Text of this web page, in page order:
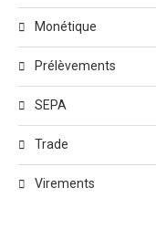
Monétique
Prélèvements
SEPA
Trade
Virements